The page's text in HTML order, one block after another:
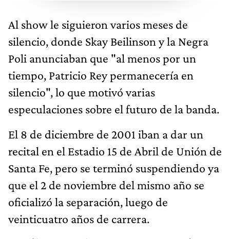
Al show le siguieron varios meses de
silencio, donde Skay Beilinson y la Negra
Poli anunciaban que "al menos por un
tiempo, Patricio Rey permanecería en
silencio", lo que motivó varias
especulaciones sobre el futuro de la banda.
El 8 de diciembre de 2001 iban a dar un
recital en el Estadio 15 de Abril de Unión de
Santa Fe, pero se terminó suspendiendo ya
que el 2 de noviembre del mismo año se
oficializó la separación, luego de
veinticuatro años de carrera.